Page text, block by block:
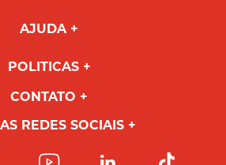
AJUDA
POLITICAS
CONTATO
REDES SOCIAIS